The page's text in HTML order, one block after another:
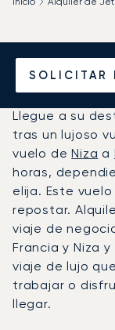
SOLICITAR
Alquile
París a
Llegue a su
tras un lujoso
vuelo deNiza a
horas,
elija. Este
repostar.
viaje de
Francia y Niza
viaje de lujo
trabajar o
llegar.